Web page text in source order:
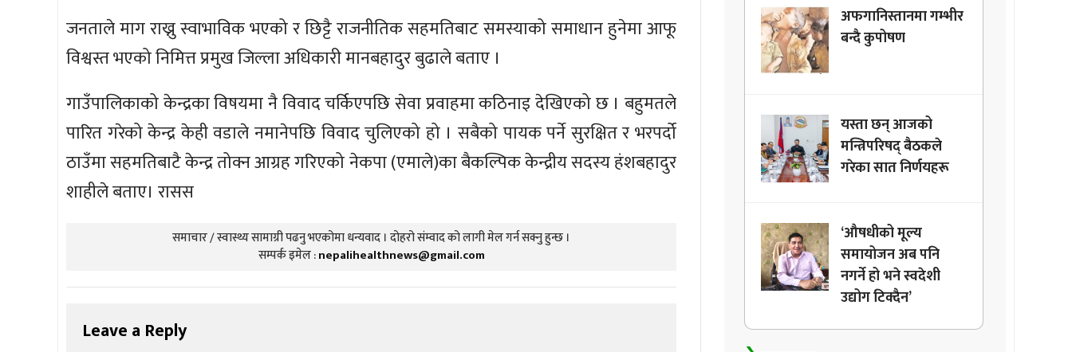
जनताले माग राख्नु स्वाभाविक भएको र छिट्टै राजनीतिक सहमतिबाट समस्याको समाधान हुनेमा आफू
विश्वस्त भएको निमित्त प्रमुख जिल्ला अधिकारी मानबहादुर बुढाले बताए ।
गाउँपालिकाको केन्द्रका विषयमा नै विवाद चर्किएपछि सेवा प्रवाहमा कठिनाइ देखिएको छ । बहुमतले
पारित गरेको केन्द्र केही वडाले नमानेपछि विवाद चुलिएको हो । सबैको पायक पर्ने सुरक्षित र भरपर्दो
ठाउँमा सहमतिबाटै केन्द्र तोक्न आग्रह गरिएको नेकपा (एमाले)का बैकल्पिक केन्द्रीय सदस्य हंशबहादुर
शाहीले बताए। रासस
समाचार / स्वास्थ्य सामाग्री पढनु भएकोमा धन्यवाद । दोहरो संम्वाद को लागी मेल गर्न सक्नु हुन्छ ।
सम्पर्क इमेल :nepalihealthnews@gmail.com
Leave a Reply
अफगानिस्तानमा गम्भीर
बन्दै कुपोषण
यस्ता छन् आजको
मन्त्रिपरिषद् बैठकले
गरेका सात निर्णयहरू
‘औषधीको मूल्य
समायोजन अब पनि
नगर्ने हो भने स्वदेशी
उद्योग टिक्दैन’